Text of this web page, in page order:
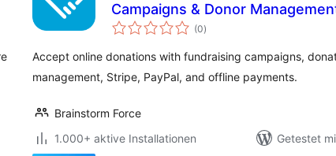
Campaigns & Donor
(0Bewertungen
insgesamt
)
Accept online donations with fundraising campaigns,
management, Stripe, PayPal, and offline payments.
Brainstorm Force
1.000+ aktive Installationen
Getestet